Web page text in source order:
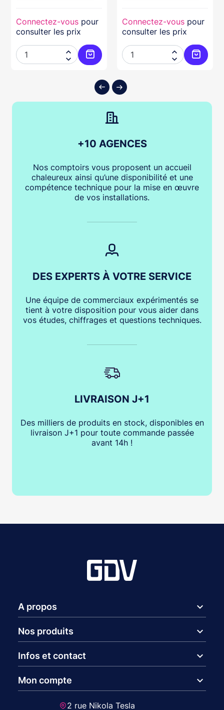
au panier
Connectez-vous pour
consulter les prix


Ajouter au panier
Connectez-vous pour
consulter les prix


+10 AGENCES
Nos comptoirs vous proposent un accueil
chaleureux ainsi qu’une disponibilité et une
compétence technique pour la mise en œuvre
de vos installations.
DES EXPERTS À VOTRE SERVICE
Une équipe de commerciaux expérimentés se
tient à votre disposition pour vous aider dans
vos études, chiffrages et questions techniques.
LIVRAISON J+1
Des milliers de produits en stock, disponibles en
livraison J+1 pour toute commande passée
avant 14h !
A propos expand_more
Nos produits expand_more
Infos et contact expand_more
Mon compte expand_more
2 rue Nikola Tesla